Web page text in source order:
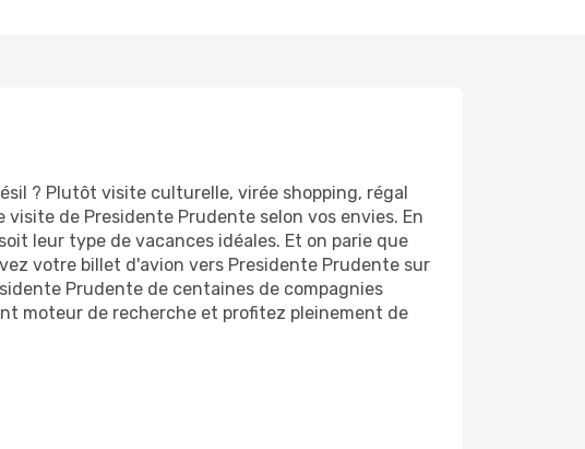
? Plutôt visite culturelle, virée shopping, régal
de Presidente Prudente selon vos envies. En
leur type de vacances idéales. Et on parie que
votre billet d'avion vers Presidente Prudente sur
Prudente de centaines de compagnies
moteur de recherche et profitez pleinement de